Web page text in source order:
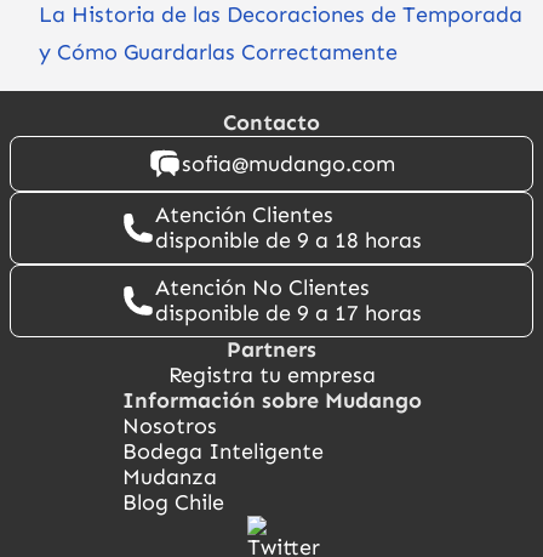
La Historia de las Decoraciones de Temporada
y Cómo Guardarlas Correctamente
Contacto
sofia@mudango.com
Atención Clientes
disponible de 9 a 18 horas
Atención No Clientes
disponible de 9 a 17 horas
Partners
Registra tu empresa
Información sobre Mudango
Nosotros
Bodega Inteligente
Mudanza
Blog Chile